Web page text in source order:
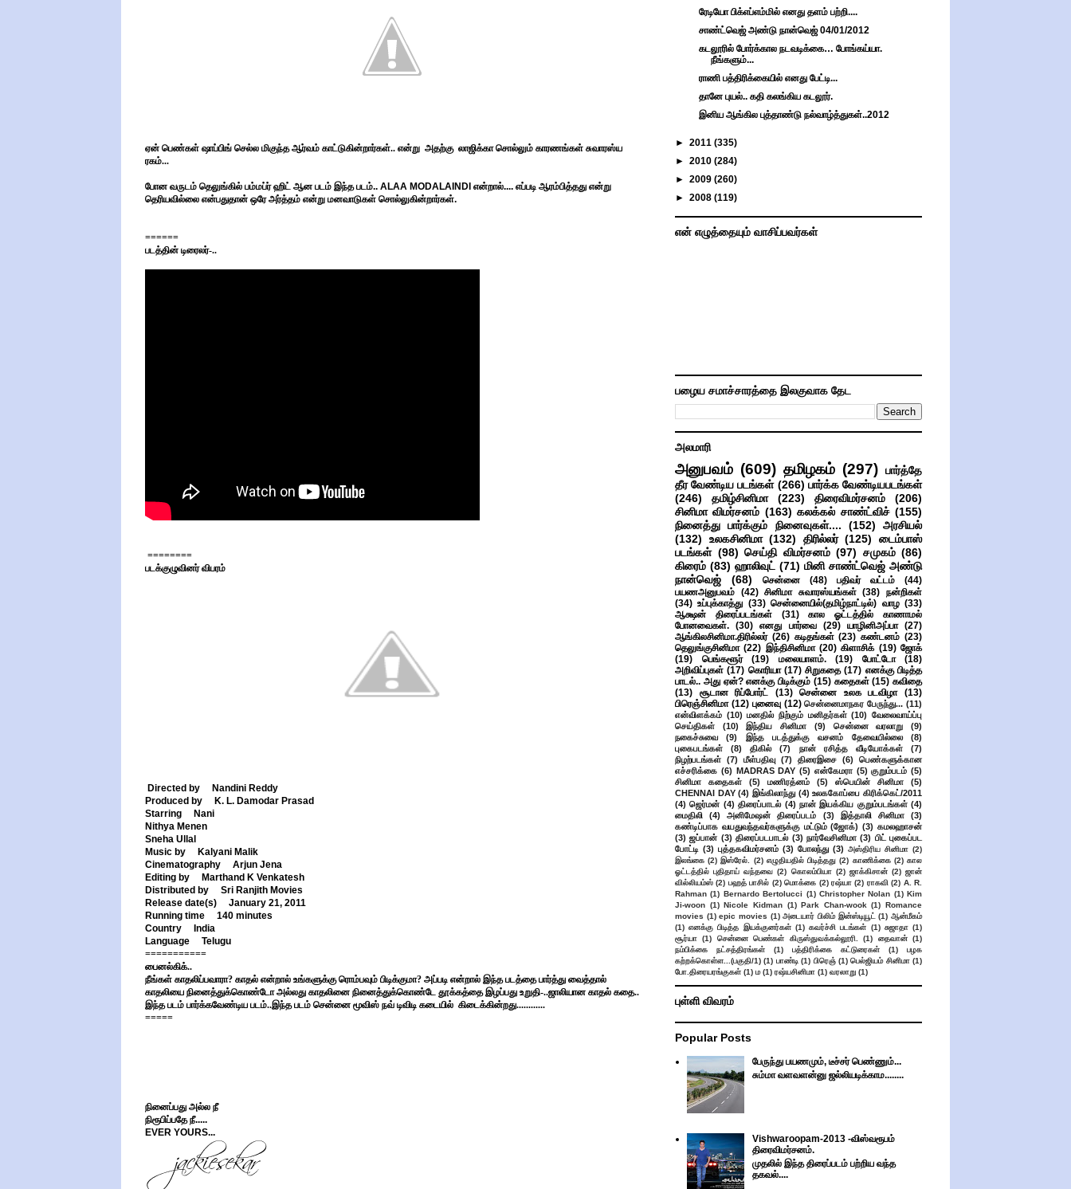
ஏன் பெண்கள் ஷாப்பிங் செல்ல மிகுந்த ஆர்வம் காட்டுகின்றார்கள்.. என்று அதற்கு லாஜிக்கா சொல்லும் காரணங்கள் சுவாரஸ்ய
ரகம்...
போன வருடம் தெலுங்கில் பம்மப்ர் ஹிட் ஆன படம் இந்த படம்.. ALAA MODALAINDI என்றால்.... எப்படி ஆரம்பித்தது என்று
தெரியவில்லை என்பதுதான் ஒரே அர்த்தம் என்று மனவாடுகள் சொல்லுகின்றார்கள்.
======
படத்தின் டிரைலர்-..
========
படக்குழுவினர் விபரம்
Directed by Nandini Reddy
Produced by K. L. Damodar Prasad
Starring Nani
Nithya Menen
Sneha Ullal
Music by Kalyani Malik
Cinematography Arjun Jena
Editing by Marthand K Venkatesh
Distributed by Sri Ranjith Movies
Release date(s) January 21, 2011
Running time 140 minutes
Country India
Language Telugu
===========
பைனல்கிக்..
நீங்கள் காதலிப்பவாரா? காதல் என்றால் உங்களுக்கு ரொம்பவும் பிடிக்குமா? அப்படி என்றால் இந்த படத்தை பார்த்து வைத்தால்
காதலியை நினைத்துக்கொண்டோ அல்லது காதலினை நினைத்துக்கொண்டே தூக்கத்தை இழப்பது உறுதி-..ஜாலியான காதல் கதை..
இந்த படம் பார்க்கவேண்டிய படம்..இந்த படம் சென்னை மூவிஸ் நவ் டிவிடி கடையில் கிடைக்கின்றது............
=====
நினைப்பது அல்ல நீ
நிரூபிப்பதே நீ.....
EVER YOURS...
ரேடியோ பிக்எப்எம்மில் எனது தளம் பற்றி....
சாண்ட்வெஜ் அண்டு நான்வெஜ் 04/01/2012
கடலூரில் போர்க்கால நடவடிக்கை… போங்கய்யா.
நீங்களும்...
ராணி பத்திரிக்கையில் எனது பேட்டி...
தானே புயல்.. கதி கலங்கிய கடலூர்.
இனிய ஆங்கில புத்தாண்டு நல்வாழ்த்துகள்..2012
► 2011 (335)
► 2010 (284)
► 2009 (260)
► 2008 (119)
என் எழுத்தையும் வாசிப்பவர்கள்
பழைய சமாச்சாரத்தை இலகுவாக தேட
அலமாரி
அனுபவம் (609) தமிழகம் (297) பார்த்தே
தீர வேண்டிய படங்கள் (266) பார்க்க வேண்டியபடங்கள்
(246)
தமிழ்சினிமா (223) திரைவிமர்சனம்
(206)
சினிமா விமர்சனம் (163) கலக்கல் சாண்ட்விச் (155)
நினைத்து பார்க்கும் நினைவுகள்....
(152)
அரசியல்
(132)
உலகசினிமா (132) திரில்லர் (125)
டைம்பாஸ்
படங்கள் (98) செய்தி விமர்சனம் (97) சமுகம் (86)
கிரைம் (83) ஹாலிவுட் (71) மினி சாண்ட்வெஜ் அண்டு
நான்வெஜ்
(68) சென்னை (48) பதிவர் வட்டம்
(44)
பயணஅனுபவம் (42) சினிமா சுவாரஸ்யங்கள் (38) நன்றிகள்
(34) உப்புக்காத்து (33) சென்னையில்(தமிழ்நாட்டில்) வாழ (33)
ஆக்ஷன் திரைப்படங்கள்
(31)
கால ஓட்டத்தில் காணாமல்
போனவைகள். (30) எனது பார்வை (29) யாழினிஅப்பா (27)
ஆங்கிலசினிமா.திரில்லர் (26) கடிதங்கள் (23) கண்டனம் (23)
தெலுங்குசினிமா (22) இந்திசினிமா (20) கிளாசிக் (19) ஜோக்
(19)
பெங்களூர் (19) மலையாளம். (19) போட்டோ
(18)
அறிவிப்புகள் (17) கொரியா (17) சிறுகதை (17) எனக்கு பிடித்த
பாடல்.. அது ஏன்? எனக்கு பிடிக்கும் (15) கதைகள் (15) கவிதை
(13)
சூடான ரிப்போர்ட் (13) சென்னை உலக படவிழா
(13)
பிரெஞ்சினிமா (12) புனைவு (12) சென்னைமாநகர பேருந்து... (11)
என்விளக்கம் (10) மனதில் நிற்கும் மனிதர்கள் (10) வேலைவாய்ப்பு
செய்திகள்
(10) இந்திய சினிமா (9) சென்னை வரலாறு
(9)
நகைச்சுவை
(9) இந்த படத்துக்கு வசனம் தேவையில்லை
(8)
புகைபடங்கள்
(8) திகில் (7) நான் ரசித்த வீடியோக்கள்
(7)
நிழற்படங்கள் (7) மீள்பதிவு (7) திரைஇசை (6)
பெண்களுக்கான
எச்சரிக்கை (6) MADRAS DAY (5) என்கேமரா (5) குறும்படம் (5)
சினிமா கதைகள்
(5) மணிரத்னம் (5) ஸ்பெயின் சினிமா
(5)
CHENNAI DAY (4) இங்கிலாந்து (4) உலககோப்பை கிரிக்கெட்/2011
(4) ஜெர்மன் (4) திரைப்பாடல் (4) நான் இயக்கிய குறும்படங்கள் (4)
மைதிலி
(4) அனிமேஷன் திரைப்படம் (3) இத்தாலி சினிமா
(3)
கண்டிப்பாக வயதுவந்தவர்களுக்கு மட்டும் (ஜோக்) (3) கமலஹாசன்
(3) ஜப்பான் (3) திரைப்படபாடல் (3) நார்வேசினிமா (3) பிட் புகைப்பட
போட்டி (3) புத்தகவிமர்சனம் (3) போலந்து (3) அஸ்திரிய சினிமா (2)
இலங்கை (2) இஸ்ரேல். (2) எழுதியதில் பிடித்தது (2) காணிக்கை (2) கால
ஓட்டத்தில் புதிதாய் வந்தவை (2) கொலம்பியா (2) ஜாக்கிசான் (2) ஜான்
வில்லியம்ஸ் (2) பஹத் பாசில் (2) மொக்கை (2) ரஷ்யா (2) ராகவி (2) A. R.
Rahman (1) Bernardo Bertolucci (1) Christopher Nolan (1) Kim
Ji-woon (1) Nicole Kidman (1) Park Chan-wook (1) Romance
movies (1) epic movies (1) அடையார் பிலிம் இன்ஸ்டியூட் (1) ஆன்மீகம்
(1) எனக்கு பிடித்த இயக்குனர்கள் (1) கவர்ச்சி படங்கள் (1) சுஜாதா (1)
சூர்யா (1) சென்னை பெண்கள் கிருஸ்துவக்கல்லூரி. (1) தைவான் (1)
நம்பிக்கை நட்சத்திரங்கள்
(1) பத்திரிக்கை கட்டுரைகள் (1)
பழக
கற்றக்கொள்ள...(பகுதி/1) (1) பாண்டி (1) பிரெஞ் (1) பெல்ஜியம் சினிமா (1)
போ.திரையரங்குகள் (1) ம (1) ரஷ்யசினிமா (1) வரலாறு (1)
புள்ளி விவரம்
Popular Posts
பேருந்து பயணமும், டீச்சர் பெண்ணும்...
சும்மா வளவளன்னு ஜல்லியடிக்காம........
Vishwaroopam-2013 -விஸ்வரூபம்
திரைவிமர்சனம்.
முதலில் இந்த திரைப்படம் பற்றிய வந்த
தகவல்....